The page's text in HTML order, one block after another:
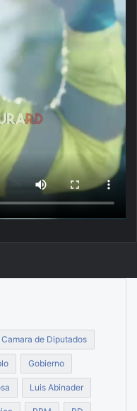
Camara de Diputados
Gobierno
Luis Abinader